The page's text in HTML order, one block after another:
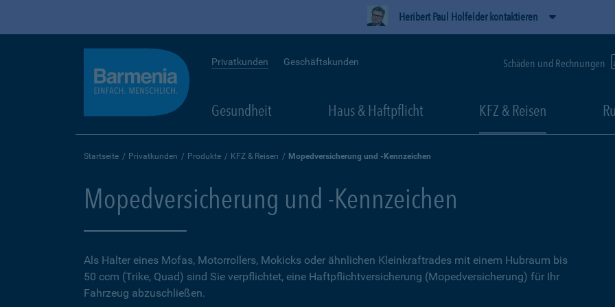
Heribert Paul Holfelder kontaktieren
Privatkunden Geschäftskunden Schäden und Rechnungen
Gesundheit Haus & Haftpflicht KFZ & Reisen
Startseite Privatkunden Produkte KFZ & Reisen Mopedversicherung und -Kennzeichen
Mopedversicherung und -Kennzeichen
Als Halter eines Mofas, Motorrollers, Mokicks oder ähnlichen Kleinkraftrades mit einem Hubraum bis
50 ccm (Trike, Quad) sind Sie verpflichtet, eine Haftpflichtversicherung (Mopedversicherung) für Ihr
Fahrzeug abzuschließen.